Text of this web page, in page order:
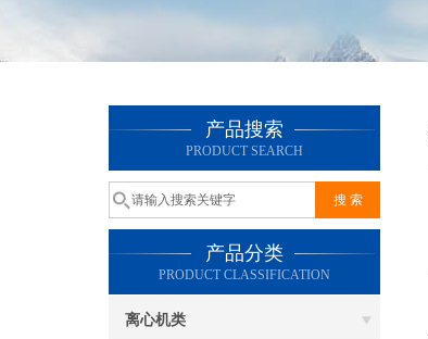
产品搜索
PRODUCT SEARCH
产品分类
PRODUCT CLASSIFICATION
离心机类